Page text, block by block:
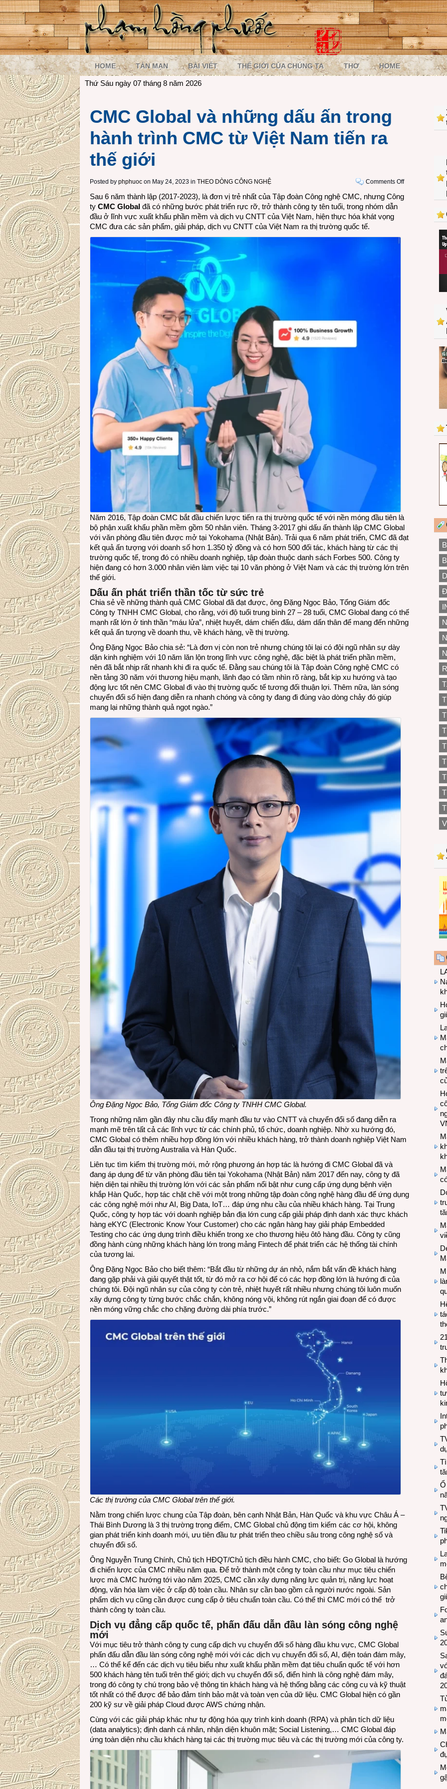
HOME TẢN MẠN BÀI VIẾT THẾ GIỚI CỦA CHÚNG TA THƠ HOME
Thứ Sáu ngày 07 tháng 8 năm 2026
CMC Global và những dấu ấn trong
hành trình CMC từ Việt Nam tiến ra
thế giới
Posted by phphuoc on May 24, 2023 in THEO DÒNG CÔNG NGHỆ Comments Offon
Global
Sau 6 năm thành lập (2017-2023), là đơn vị trẻ nhất của Tập đoàn Công nghệ CMC, nhưng Công
ty CMC Global đã có những bước phát triển rực rỡ, trở thành công ty tên tuổi, trong nhóm dẫn
đầu ở lĩnh vực xuất khẩu phần mềm và dịch vụ CNTT của Việt Nam, hiện thực hóa khát vọng
CMC đưa các sản phẩm, giải pháp, dịch vụ CNTT của Việt Nam ra thị trường quốc tế.
Năm 2016, Tập đoàn CMC bắt đầu chiến lược tiến ra thị trường quốc tế với nền móng đầu tiên là
bộ phận xuất khẩu phần mềm gồm 50 nhân viên. Tháng 3-2017 ghi dấu ấn thành lập CMC Global
với văn phòng đầu tiên được mở tại Yokohama (Nhật Bản). Trải qua 6 năm phát triển, CMC đã đạt
kết quả ấn tượng với doanh số hơn 1.350 tỷ đồng và có hơn 500 đối tác, khách hàng từ các thị
trường quốc tế, trong đó có nhiều doanh nghiệp, tập đoàn thuộc danh sách Forbes 500. Công ty
hiện đang có hơn 3.000 nhân viên làm việc tại 10 văn phòng ở Việt Nam và các thị trường lớn trên
thế giới.
Dấu ấn phát triển thần tốc từ sức trẻ
Chia sẻ về những thành quả CMC Global đã đạt được, ông Đặng Ngọc Bảo, Tổng Giám đốc
Công ty TNHH CMC Global, cho rằng, với độ tuổi trung bình 27 – 28 tuổi, CMC Global đang có thế
mạnh rất lớn ở tinh thần “máu lửa”, nhiệt huyết, dám chiến đấu, dám dấn thân để mang đến những
kết quả ấn tượng về doanh thu, về khách hàng, về thị trường.
Ông Đặng Ngọc Bảo chia sẻ: “Là đơn vị còn non trẻ nhưng chúng tôi lại có đội ngũ nhân sự dày
dặn kinh nghiệm với 10 năm lăn lộn trong lĩnh vực công nghệ, đặc biệt là phát triển phần mềm,
nên đã bắt nhịp rất nhanh khi đi ra quốc tế. Đằng sau chúng tôi là Tập đoàn Công nghệ CMC có
nền tảng 30 năm với thương hiệu mạnh, lãnh đạo có tầm nhìn rõ ràng, bắt kịp xu hướng và tạo
động lực tốt nên CMC Global đi vào thị trường quốc tế tương đối thuận lợi. Thêm nữa, làn sóng
chuyển đổi số hiện đang diễn ra nhanh chóng và công ty đang đi đúng vào dòng chảy đó giúp
mang lại những thành quả ngọt ngào.”
Ông Đặng Ngọc Bảo, Tổng Giám đốc Công ty TNHH CMC Global.
Trong những năm gần đây nhu cầu đẩy mạnh đầu tư vào CNTT và chuyển đổi số đang diễn ra
mạnh mẽ trên tất cả các lĩnh vực từ các chính phủ, tổ chức, doanh nghiệp. Nhờ xu hướng đó,
CMC Global có thêm nhiều hợp đồng lớn với nhiều khách hàng, trở thành doanh nghiệp Việt Nam
dẫn đầu tại thị trường Australia và Hàn Quốc.
Liên tục tìm kiếm thị trường mới, mở rộng phương án hợp tác là hướng đi CMC Global đã và
đang áp dụng để từ văn phòng đầu tiên tại Yokohama (Nhật Bản) năm 2017 đến nay, công ty đã
hiện diện tại nhiều thị trường lớn với các sản phẩm nổi bật như cung cấp ứng dụng bệnh viện
khắp Hàn Quốc, hợp tác chặt chẽ với một trong những tập đoàn công nghệ hàng đầu để ứng dụng
các công nghệ mới như AI, Big Data, IoT… đáp ứng nhu cầu của nhiều khách hàng. Tại Trung
Quốc, công ty hợp tác với doanh nghiệp bản địa lớn cung cấp giải pháp định danh xác thực khách
hàng eKYC (Electronic Know Your Customer) cho các ngân hàng hay giải pháp Embedded
Testing cho các ứng dụng trình điều khiển trong xe cho thương hiệu ôtô hàng đầu. Công ty cũng
đồng hành cùng những khách hàng lớn trong mảng Fintech để phát triển các hệ thống tài chính
của tương lai.
Ông Đặng Ngọc Bảo cho biết thêm: “Bắt đầu từ những dự án nhỏ, nắm bắt vấn đề khách hàng
đang gặp phải và giải quyết thật tốt, từ đó mở ra cơ hội để có các hợp đồng lớn là hướng đi của
chúng tôi. Đội ngũ nhân sự của công ty còn trẻ, nhiệt huyết rất nhiều nhưng chúng tôi luôn muốn
xây dựng công ty từng bước chắc chắn, không nóng vội, không rút ngắn giai đoạn để có được
nền móng vững chắc cho chặng đường dài phía trước.”
Các thị trường của CMC Global trên thế giới.
Nằm trong chiến lược chung của Tập đoàn, bên cạnh Nhật Bản, Hàn Quốc và khu vực Châu Á –
Thái Bình Dương là 3 thị trường trọng điểm, CMC Global chủ động tìm kiếm các cơ hội, không
gian phát triển kinh doanh mới, ưu tiên đầu tư phát triển theo chiều sâu trong công nghệ số và
chuyển đổi số.
Ông Nguyễn Trung Chính, Chủ tịch HĐQT/Chủ tịch điều hành CMC, cho biết: Go Global là hướng
đi chiến lược của CMC nhiều năm qua. Để trở thành một công ty toàn cầu như mục tiêu chiến
lược mà CMC hướng tới vào năm 2025, CMC cần xây dựng năng lực quản trị, năng lực hoạt
động, văn hóa làm việc ở cấp độ toàn cầu. Nhân sự cần bao gồm cả người nước ngoài. Sản
phẩm dịch vụ cũng cần được cung cấp ở tiêu chuẩn toàn cầu. Có thế thì CMC mới có thể trở
thành công ty toàn cầu.
Dịch vụ đẳng cấp quốc tế, phấn đấu dẫn đầu làn sóng công nghệ
mới
Với mục tiêu trở thành công ty cung cấp dịch vụ chuyển đổi số hàng đầu khu vực, CMC Global
phấn đấu dẫn đầu làn sóng công nghệ mới với các dịch vụ chuyển đổi số, AI, điện toán đám mây,
… Có thể kể đến các dịch vụ tiêu biểu như xuất khẩu phần mềm đạt tiêu chuẩn quốc tế với hơn
500 khách hàng tên tuổi trên thế giới; dịch vụ chuyển đổi số, điển hình là công nghệ đám mây,
trong đó công ty chú trọng bảo vệ thông tin khách hàng và hệ thống bằng các công cụ và kỹ thuật
tốt nhất có thể được để bảo đảm tính bảo mật và toàn vẹn của dữ liệu. CMC Global hiện có gần
200 kỹ sư về giải pháp Cloud được AWS chứng nhận.
Cùng với các giải pháp khác như tự động hóa quy trình kinh doanh (RPA) và phân tích dữ liệu
(data analytics); định danh cá nhân, nhận diện khuôn mặt; Social Listening,… CMC Global đáp
ứng toàn diện nhu cầu khách hàng tại các thị trường mục tiêu và các thị trường mới của công ty.